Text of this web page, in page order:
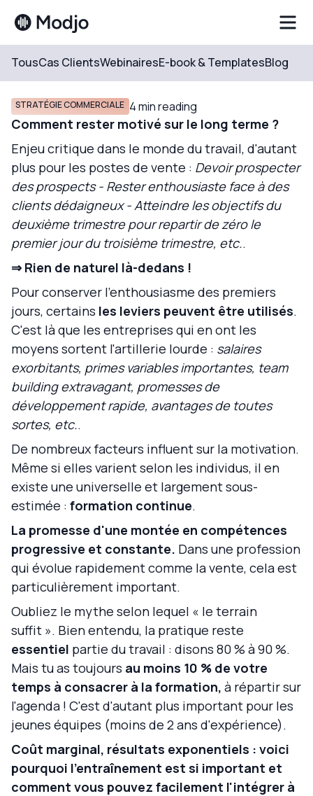
TousCas ClientsWebinairesE-book & TemplatesBlog
STRATÉGIE COMMERCIALE 4min reading
Comment rester motivé sur le long terme ?
Enjeu critique dans le monde du travail, d'autant
plus pour les postes de vente : Devoir prospecter
des prospects - Rester enthousiaste face à des
clients dédaigneux - Atteindre les objectifs du
deuxième trimestre pour repartir de zéro le
premier jour du troisième trimestre, etc..
⇒ Rien de naturel là-dedans !
Pour conserver l'enthousiasme des premiers
jours, certains les leviers peuvent être utilisés.
C'est là que les entreprises qui en ont les
moyens sortent l'artillerie lourde : salaires
exorbitants, primes variables importantes, team
building extravagant, promesses de
développement rapide, avantages de toutes
sortes, etc..
De nombreux facteurs influent sur la motivation.
Même si elles varient selon les individus, il en
existe une universelle et largement sous-
estimée : formation continue.
La promesse d'une montée en compétences
progressive et constante. Dans une profession
qui évolue rapidement comme la vente, cela est
particulièrement important.
Oubliez le mythe selon lequel « le terrain
suffit ». Bien entendu, la pratique reste
essentiel partie du travail : disons 80 % à 90 %.
Mais tu as toujours au moins 10 % de votre
temps à consacrer à la formation, à répartir sur
l'agenda ! C'est d'autant plus important pour les
jeunes équipes (moins de 2 ans d'expérience).
Coût marginal, résultats exponentiels : voici
pourquoi l'entraînement est si important et
comment vous pouvez facilement l'intégrer à